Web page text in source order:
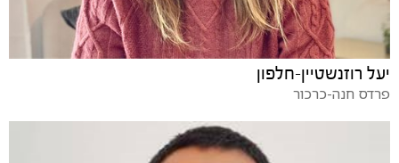
יעל רוזנשטיין-חלפון
פרדס חנה-כרכור